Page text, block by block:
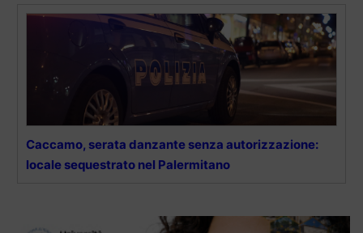
Caccamo, serata danzante senza autorizzazione:
locale sequestrato nel Palermitano